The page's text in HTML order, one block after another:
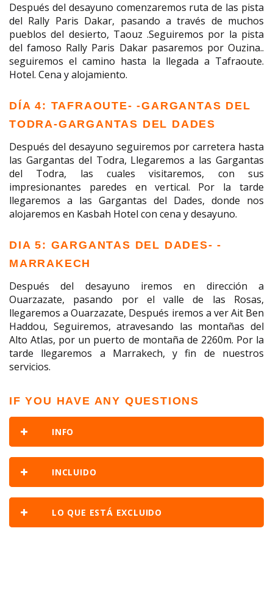
Después del desayuno comenzaremos ruta de las pista
del Rally Paris Dakar, pasando a través de muchos
pueblos del desierto, Taouz .Seguiremos por la pista
del famoso Rally Paris Dakar pasaremos por Ouzina..
seguiremos el camino hasta la llegada a Tafraoute.
Hotel. Cena y alojamiento.
DÍA 4: TAFRAOUTE- -GARGANTAS DEL
TODRA-GARGANTAS DEL DADES
Después del desayuno seguiremos por carretera hasta
las Gargantas del Todra, Llegaremos a las Gargantas
del Todra, las cuales visitaremos, con sus
impresionantes paredes en vertical. Por la tarde
llegaremos a las Gargantas del Dades, donde nos
alojaremos en Kasbah Hotel con cena y desayuno.
DIA 5: GARGANTAS DEL DADES- -
MARRAKECH
Después del desayuno iremos en dirección a
Ouarzazate, pasando por el valle de las Rosas,
llegaremos a Ouarzazate, Después iremos a ver Ait Ben
Haddou, Seguiremos, atravesando las montañas del
Alto Atlas, por un puerto de montaña de 2260m. Por la
tarde llegaremos a Marrakech, y fin de nuestros
servicios.
IF YOU HAVE ANY QUESTIONS
INFO
INCLUIDO
LO QUE ESTÁ EXCLUIDO